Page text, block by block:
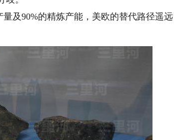
及90%的精炼产能，美欧的替代路径遥远